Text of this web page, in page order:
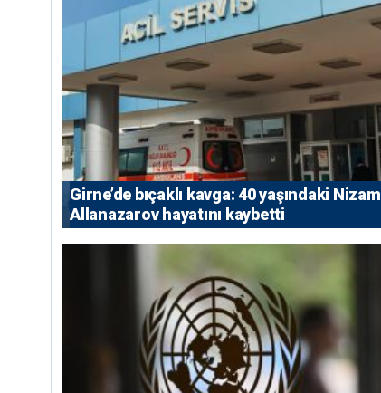
Girne’de bıçaklı kavga: 40 yaşındaki Nizam
Allanazarov hayatını kaybetti